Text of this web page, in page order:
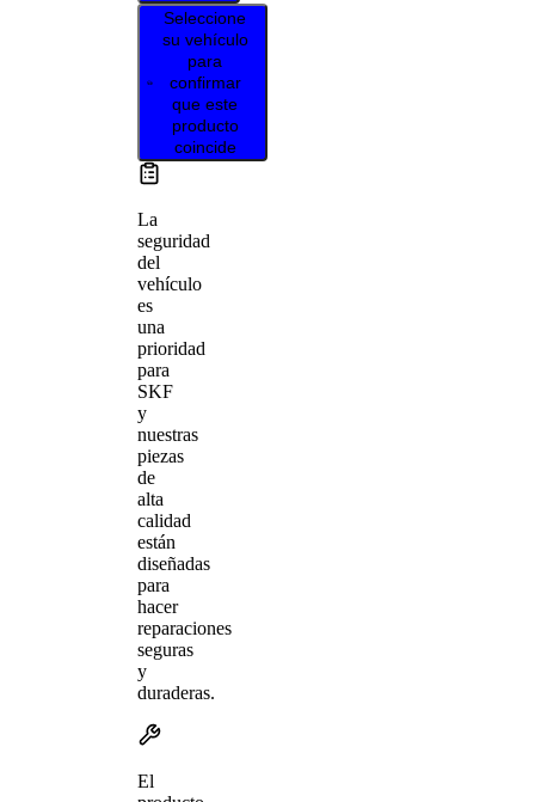
Seleccione
su vehículo
para
confirmar
que este
producto
coincide
La
seguridad
del
vehículo
es
una
prioridad
para
SKF
y
nuestras
piezas
de
alta
calidad
están
diseñadas
para
hacer
reparaciones
seguras
y
duraderas.
El